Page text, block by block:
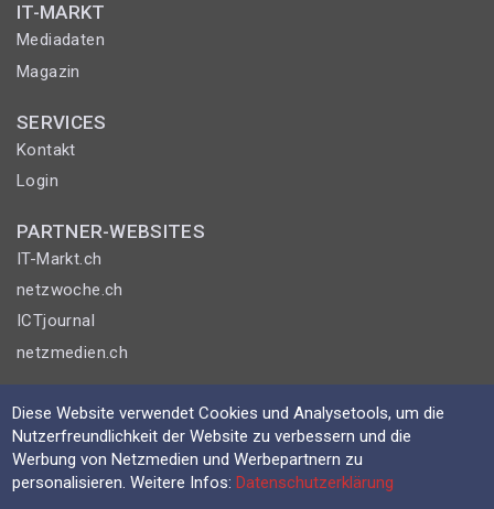
IT-MARKT
Mediadaten
Magazin
SERVICES
Kontakt
Login
PARTNER-WEBSITES
IT-Markt.ch
netzwoche.ch
ICTjournal
netzmedien.ch
© NETZMEDIEN AG 2026
Impressum
AGB
Nutzungsbestimmungen
Diese Website verwendet Cookies und Analysetools, um die
Nutzerfreundlichkeit der Website zu verbessern und die
Werbung von Netzmedien und Werbepartnern zu
personalisieren. Weitere Infos:Datenschutzerklärung